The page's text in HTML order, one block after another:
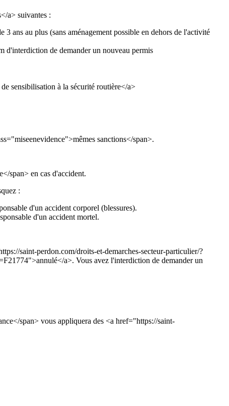
a> suivantes :
ans au plus (sans aménagement possible en dehors de l'activité
d'interdiction de demander un nouveau permis
sensibilisation à la sécurité routière</a>
sanctions</span>.
span> en cas d'accident.
:
d'un accident corporel (blessures).
d'un accident mortel.
saint-perdon.com/droits-et-demarches-secteur-particulier/?
a>. Vous avez l'interdiction de demander un
span> vous appliquera des <a href="https://saint-